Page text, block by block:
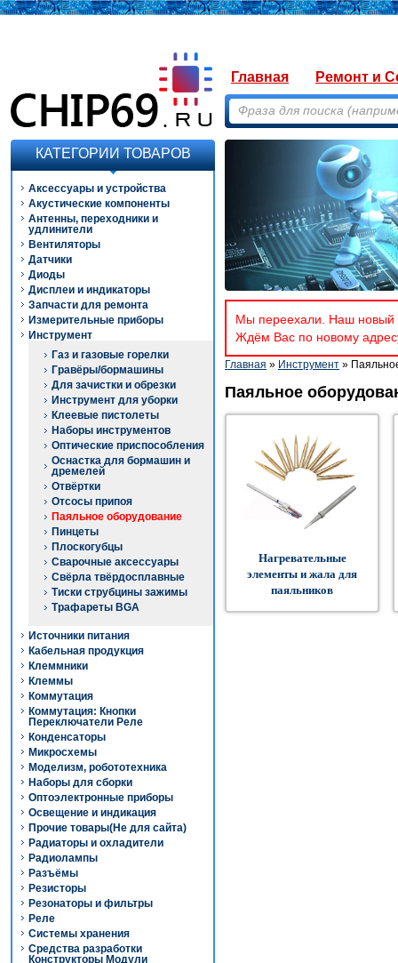
Главная Ремонт и
КАТЕГОРИИ ТОВАРОВ
Аксессуары и устройства
Акустические компоненты
Антенны, переходники и
удлинители
Вентиляторы
Датчики
Диоды
Дисплеи и индикаторы
Запчасти для ремонта
Измерительные приборы
Инструмент
Газ и газовые горелки
Гравёры/бормашины
Для зачистки и обрезки
Инструмент для уборки
Клеевые пистолеты
Наборы инструментов
Оптические приспособления
Оснастка для бормашин и
дремелей
Отвёртки
Отсосы припоя
Паяльное оборудование
Пинцеты
Плоскогубцы
Сварочные аксессуары
Свёрла твёрдосплавные
Тиски струбцины зажимы
Трафареты BGA
Источники питания
Кабельная продукция
Клеммники
Клеммы
Коммутация
Коммутация: Кнопки
Переключатели Реле
Конденсаторы
Микросхемы
Моделизм, робототехника
Наборы для сборки
Оптоэлектронные приборы
Освещение и индикация
Прочие товары(Не для сайта)
Радиаторы и охладители
Радиолампы
Разъёмы
Резисторы
Резонаторы и фильтры
Реле
Системы хранения
Средства разработки
Конструкторы Модули
Мы переехали. Наш новый
Ждём Вас по новому
Главная » Инструмент »
Паяльное
Нагревательные
элементы и жала для
паяльников